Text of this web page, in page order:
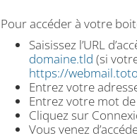
Pour accéder à votre
Saisissez l’URL
domaine.tld (si
https://
Entrez votre
Entrez votre mot de
Cliquez sur
Vous venez